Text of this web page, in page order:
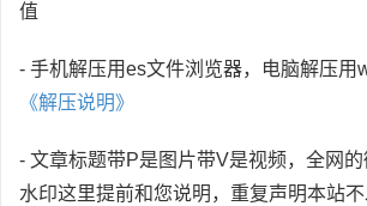
值
- 手机解压用es文件浏览器，电脑解压用
《解压说明》
- 文章标题带P是图片带V是视频，全网
水印这里提前和您说明，重复声明本站